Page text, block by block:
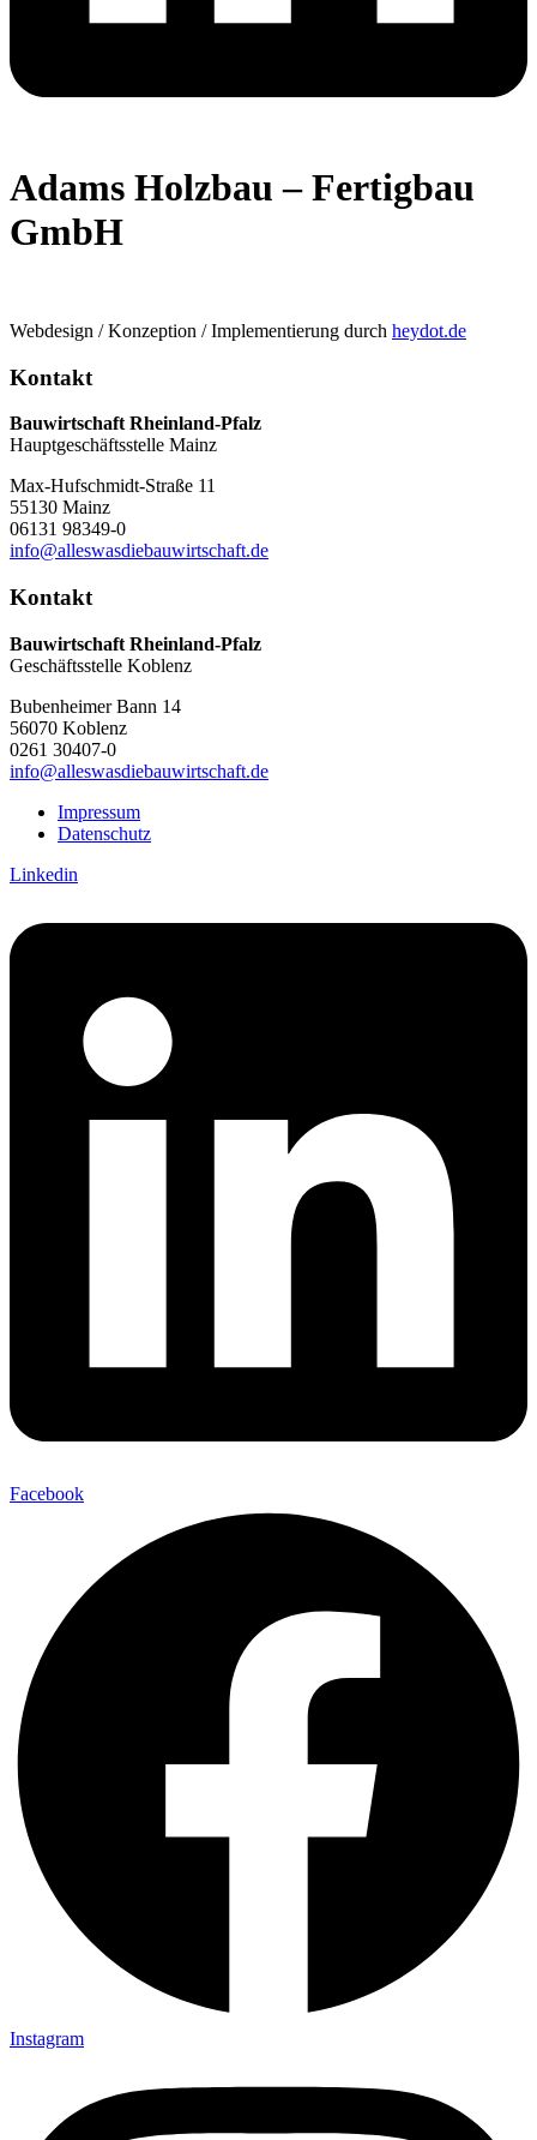
Adams Holzbau – Fertigbau
GmbH
Webdesign / Konzeption / Implementierung durch heydot.de
Kontakt
Bauwirtschaft Rheinland-Pfalz
Hauptgeschäftsstelle Mainz
Max-Hufschmidt-Straße 11
55130 Mainz
06131 98349-0
info@alleswasdiebauwirtschaft.de
Kontakt
Bauwirtschaft Rheinland-Pfalz
Geschäftsstelle Koblenz
Bubenheimer Bann 14
56070 Koblenz
0261 30407-0
info@alleswasdiebauwirtschaft.de
Impressum
Datenschutz
Linkedin
Facebook
Instagram